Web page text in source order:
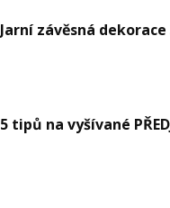
Jarní závěsná
5 tipů na vyšívané